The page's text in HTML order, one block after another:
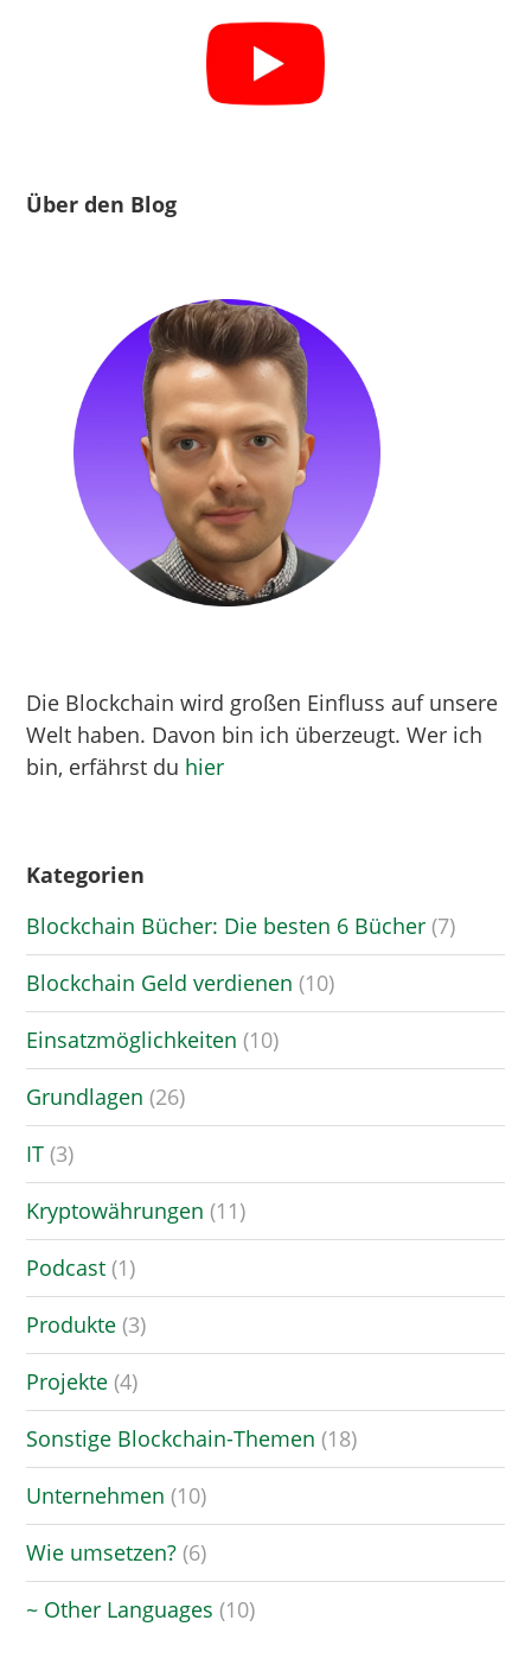
Über den Blog
Die Blockchain wird großen Einfluss auf unsere
Welt haben. Davon bin ich überzeugt. Wer ich
bin, erfährst du hier
Kategorien
Blockchain Bücher: Die besten 6 Bücher (7)
Blockchain Geld verdienen (10)
Einsatzmöglichkeiten (10)
Grundlagen (26)
IT (3)
Kryptowährungen (11)
Podcast (1)
Produkte (3)
Projekte (4)
Sonstige Blockchain-Themen (18)
Unternehmen (10)
Wie umsetzen? (6)
~ Other Languages (10)